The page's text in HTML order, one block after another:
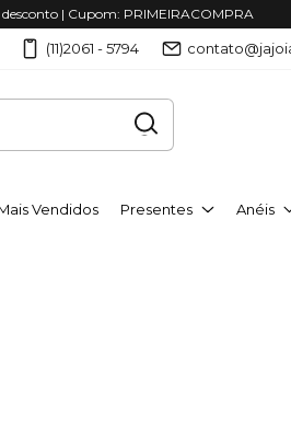
desconto | Cupom: PRIMEIRACOMPRA
(11)2061 - 5794
Vendidos Presentes Anéis